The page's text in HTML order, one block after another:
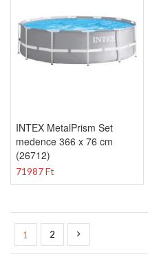
INTEX MetalPrism Set
medence 366 x 76 cm
(26712)
71987 Ft
You're currently reading page
1
Oldal
2
Oldal
Következő